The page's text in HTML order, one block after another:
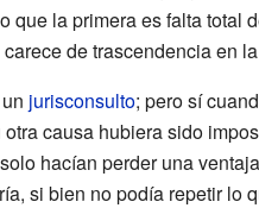
que la primera es falta total
de trascendencia en
jurisconsulto; pero sí
causa hubiera sido
hacían perder una
si bien no podía repetir lo